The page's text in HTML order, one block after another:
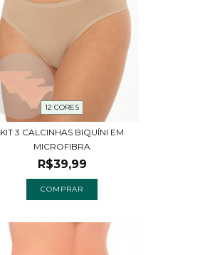
12 CORES
KIT 3 CALCINHAS BIQUÍNI EM
MICROFIBRA
R$39,99
COMPRAR